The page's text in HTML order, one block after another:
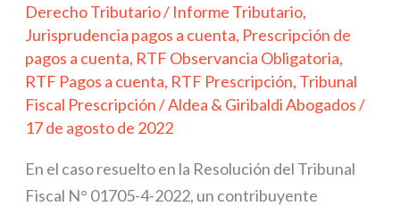
Derecho Tributario/ Informe Tributario,
Jurisprudencia pagos a cuenta, Prescripción de
pagos a cuenta, RTF Observancia Obligatoria,
RTF Pagos a cuenta, RTF Prescripción, Tribunal
Fiscal Prescripción/Aldea & Giribaldi Abogados/
17 de agosto de 2022
En el caso resuelto en la Resolución del Tribunal
Fiscal N° 01705-4-2022, un contribuyente
del
a
la
Renta